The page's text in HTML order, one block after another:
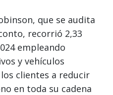
que se audita
recorrió 2,33
empleando
y vehículos
clientes a reducir
en toda su cadena